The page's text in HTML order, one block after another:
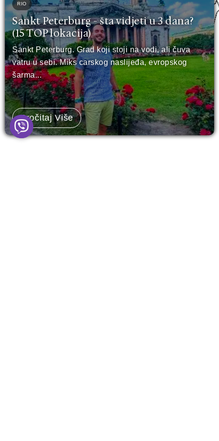
RIO
Sankt Peterburg - šta vidjeti u 3 dana?
(15 TOP lokacija)
Sankt Peterburg. Grad koji stoji na vodi, ali čuva
vatru u sebi. Miks carskog naslijeđa, evropskog
šarma...
Pročitaj Više